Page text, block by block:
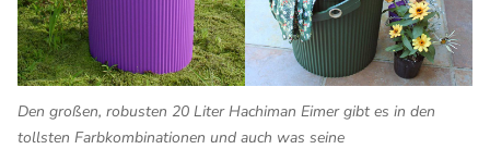
Den großen, robusten 20 Liter Hachiman Eimer gibt es in den
tollsten Farbkombinationen und auch was seine